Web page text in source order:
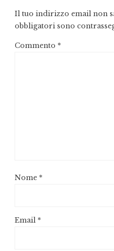
Il tuo indirizzo email non
obbligatori sono
Commento *
Nome *
Email *